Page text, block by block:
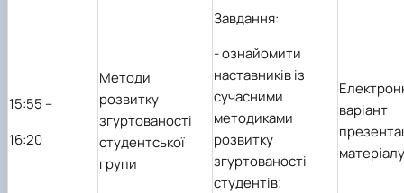
15:55 –
16:20
Методи
розвитку
згуртованості
студентської
групи
Завдання:
- ознайомити
наставників із
сучасними
методиками
розвитку
згуртованості
студентів;
варіант
матеріалу